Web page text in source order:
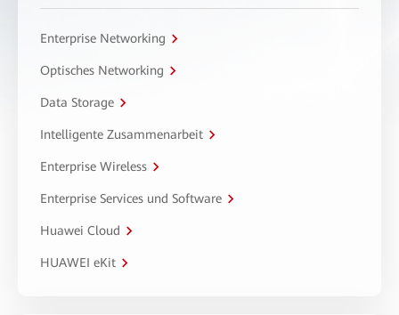
Enterprise Networking
Optisches Networking
Data Storage
Intelligente Zusammenarbeit
Enterprise Wireless
Enterprise Services und Software
Huawei Cloud
HUAWEI eKit